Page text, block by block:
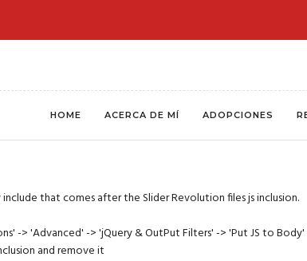
HOME ACERCA DE MÍ ADOPCIONES
that comes after the Slider Revolution files js inclusion.
-> 'Advanced' -> 'jQuery & OutPut Filters' -> 'Put JS to
and remove it